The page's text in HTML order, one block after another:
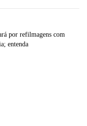
por refilmagens com
entenda